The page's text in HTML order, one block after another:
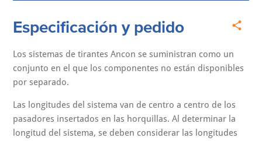
Especificación y pedido
Los sistemas de tirantes Ancon se suministran como un
conjunto en el que los componentes no están disponibles
por separado.
Las longitudes del sistema van de centro a centro de los
pasadores insertados en las horquillas. Al determinar la
longitud del sistema, se deben considerar las longitudes